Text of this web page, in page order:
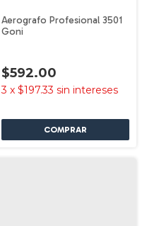
Aerografo Profesional 3501
Goni
$592.00
3 x $197.33 sin intereses